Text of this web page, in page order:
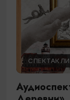
СПЕКТАКЛИ